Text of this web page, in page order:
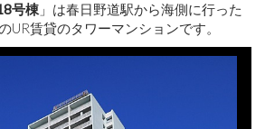
号棟 」は春日野道駅から海側に行った
UR賃貸のタワーマンションです。